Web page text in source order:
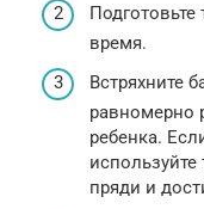
время.
Встряхните
равномерно
ребенка.
используйте
пряди и